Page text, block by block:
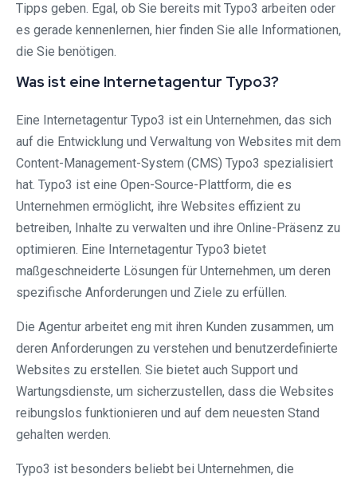
Tipps geben. Egal, ob Sie bereits mit Typo3 arbeiten oder
es gerade kennenlernen, hier finden Sie alle Informationen,
die Sie benötigen.
Was ist eine Internetagentur Typo3?
Eine Internetagentur Typo3 ist ein Unternehmen, das sich
auf die Entwicklung und Verwaltung von Websites mit dem
Content-Management-System (CMS) Typo3 spezialisiert
hat. Typo3 ist eine Open-Source-Plattform, die es
Unternehmen ermöglicht, ihre Websites effizient zu
betreiben, Inhalte zu verwalten und ihre Online-Präsenz zu
optimieren. Eine Internetagentur Typo3 bietet
maßgeschneiderte Lösungen für Unternehmen, um deren
spezifische Anforderungen und Ziele zu erfüllen.
Die Agentur arbeitet eng mit ihren Kunden zusammen, um
deren Anforderungen zu verstehen und benutzerdefinierte
Websites zu erstellen. Sie bietet auch Support und
Wartungsdienste, um sicherzustellen, dass die Websites
reibungslos funktionieren und auf dem neuesten Stand
gehalten werden.
Typo3 ist besonders beliebt bei Unternehmen, die